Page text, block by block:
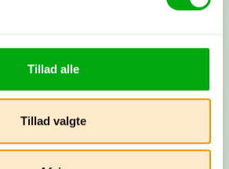
Tillad alle
Tillad valgte
rejsepapirer, så du rigtig kan glæde
Afrejse
Du rejser…! Du kan altid få fat i os
kommer hjem.